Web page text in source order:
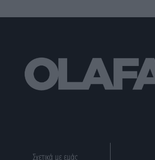
Σχετικά με εμάς